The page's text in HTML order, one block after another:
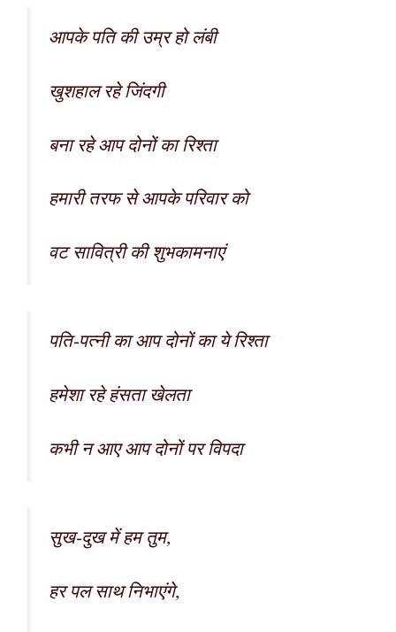
आपके पति की उम्र हो लंबी
खुशहाल रहे जिंदगी
बना रहे आप दोनों का रिश्ता
हमारी तरफ से आपके परिवार को
वट सावित्री की शुभकामनाएं
पति-पत्नी का आप दोनों का ये रिश्ता
हमेशा रहे हंसता खेलता
कभी न आए आप दोनों पर विपदा
सुख-दुख में हम तुम,
हर पल साथ निभाएंगे,